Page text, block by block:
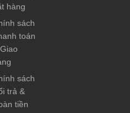
hàng
sách
toán
sách
trả &
tiền